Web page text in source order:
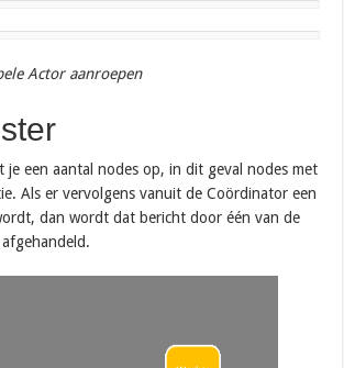
Actor aanroepen
je een aantal nodes op, in dit geval nodes met
Als er vervolgens vanuit de Coördinator een
dan wordt dat bericht door één van de